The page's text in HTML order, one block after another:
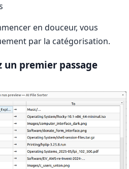
en douceur, vous
par la catégorisation.
un premier passage